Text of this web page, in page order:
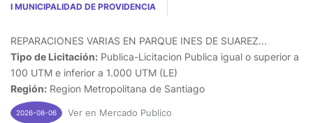
I MUNICIPALIDAD DE PROVIDENCIA
REPARACIONES VARIAS EN PARQUE INES DE SUAREZ...
Tipo de Licitación: Publica-Licitacion Publica igual o superior a
100 UTM e inferior a 1.000 UTM (LE)
Región: Region Metropolitana de Santiago
2026-08-06 Ver en Mercado Publico